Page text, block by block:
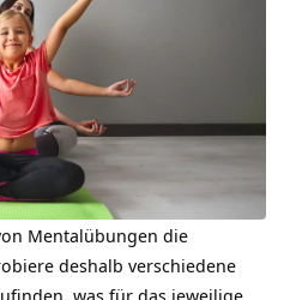
Mentalübungen die
deshalb verschiedene
was für das jeweilige